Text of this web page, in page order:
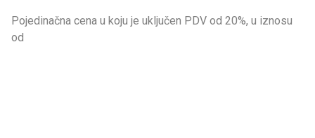
Pojedinačna cena u koju je uključen PDV od 20%, u iznosu
od